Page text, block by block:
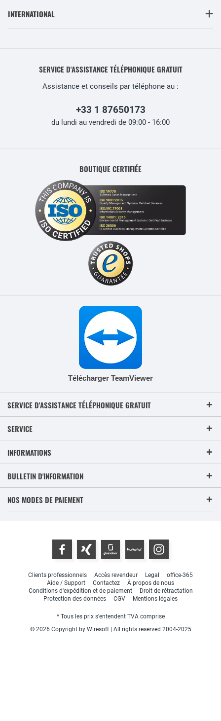
INTERNATIONAL
SERVICE D'ASSISTANCE TÉLÉPHONIQUE GRATUIT
Assistance et conseils par téléphone au :
+33 1 87650173
du lundi au vendredi de 09:00 - 16:00
BOUTIQUE CERTIFIÉE
Télécharger TeamViewer
SERVICE D'ASSISTANCE TÉLÉPHONIQUE GRATUIT
SERVICE
INFORMATIONS
BULLETIN D'INFORMATION
NOS MODES DE PAIEMENT
Clients professionnels Accès revendeur Legal
office-365
Aide / Support
Contactez
À propos de nous
Conditions d'expédition et de paiement
Droit de rétractation
Protection des données
CGV Mentions légales
* Tous les prix s'entendent TVA comprise
© 2026 Copyright by Wiresoft | All rights reserved 2004-2025